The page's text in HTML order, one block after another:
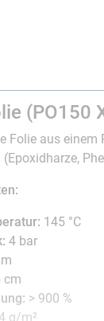
(PO150
Folie aus einem
(Epoxidharze,
145 °C
4 bar
cm
> 900 %
g/m²